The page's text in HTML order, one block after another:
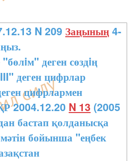
N 209 Заңының4-
деген сөздiң
деген цифрлар
цифрлармен
2004.12.20 N 13 (2005
бастап қолданысқа
мәтін бойынша "еңбек